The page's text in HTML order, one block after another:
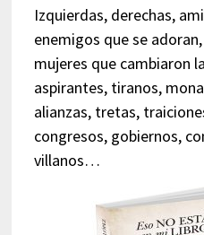
Izquierdas, derechas,
enemigos que se
mujeres que cambiaron
aspirantes, tiranos,
alianzas, tretas,
congresos, gobiernos,
villanos…